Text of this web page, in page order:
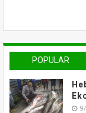
POPULAR